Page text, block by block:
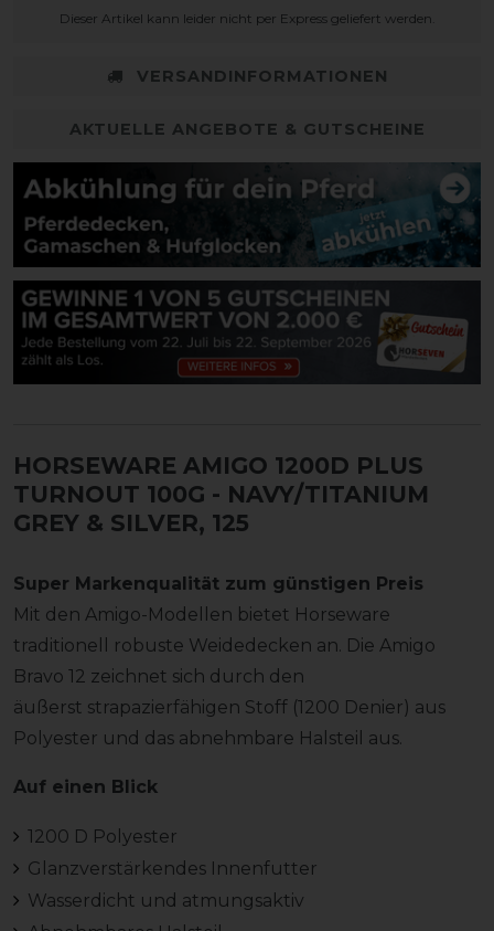
Dieser Artikel kann leider nicht per Express geliefert werden.
VERSANDINFORMATIONEN
AKTUELLE ANGEBOTE & GUTSCHEINE
HORSEWARE AMIGO 1200D PLUS
TURNOUT 100G - NAVY/TITANIUM
GREY & SILVER, 125
Super Markenqualität zum günstigen Preis
Mit den Amigo-Modellen bietet Horseware
traditionell robuste Weidedecken an. Die Amigo
Bravo 12 zeichnet sich durch den
äußerst strapazierfähigen Stoff (1200 Denier) aus
Polyester und das abnehmbare Halsteil aus.
Auf einen Blick
1200 D Polyester
Glanzverstärkendes Innenfutter
Wasserdicht und atmungsaktiv